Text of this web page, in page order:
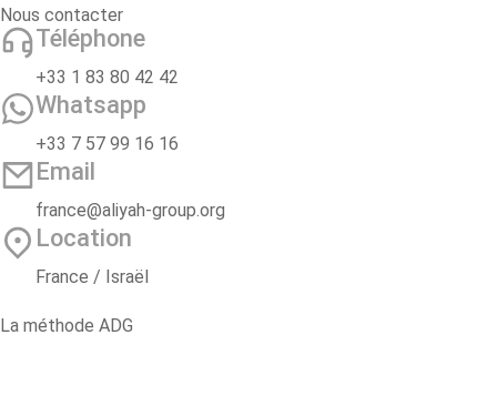
Nous contacter
Téléphone
+33 1 83 80 42 42
Whatsapp
+33 7 57 99 16 16
Email
france@aliyah-group.org
Location
France / Israël
La méthode ADG